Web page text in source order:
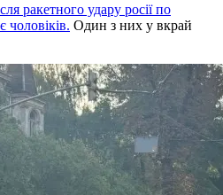
ракетного удару росії по
чоловіків. Один з них у вкрай